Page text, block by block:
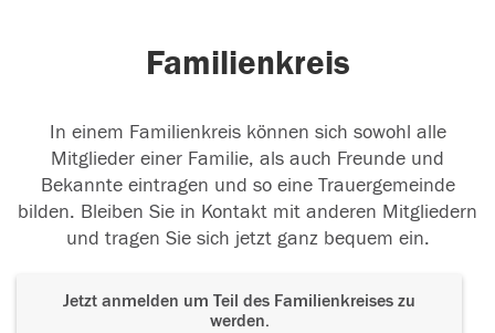
Familienkreis
In einem Familienkreis können sich sowohl alle
Mitglieder einer Familie, als auch Freunde und
Bekannte eintragen und so eine Trauergemeinde
bilden. Bleiben Sie in Kontakt mit anderen Mitgliedern
und tragen Sie sich jetzt ganz bequem ein.
Jetzt anmelden um Teil des Familienkreises zu
werden.